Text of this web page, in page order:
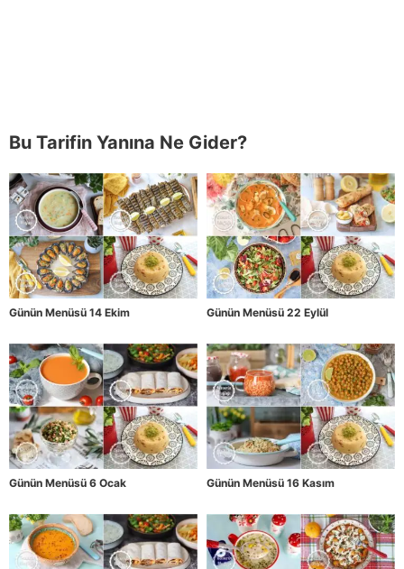
Bu Tarifin Yanına Ne Gider?
Günün Menüsü 14 Ekim Günün Menüsü 22 Eylül
Günün Menüsü 6 Ocak Günün Menüsü 16 Kasım